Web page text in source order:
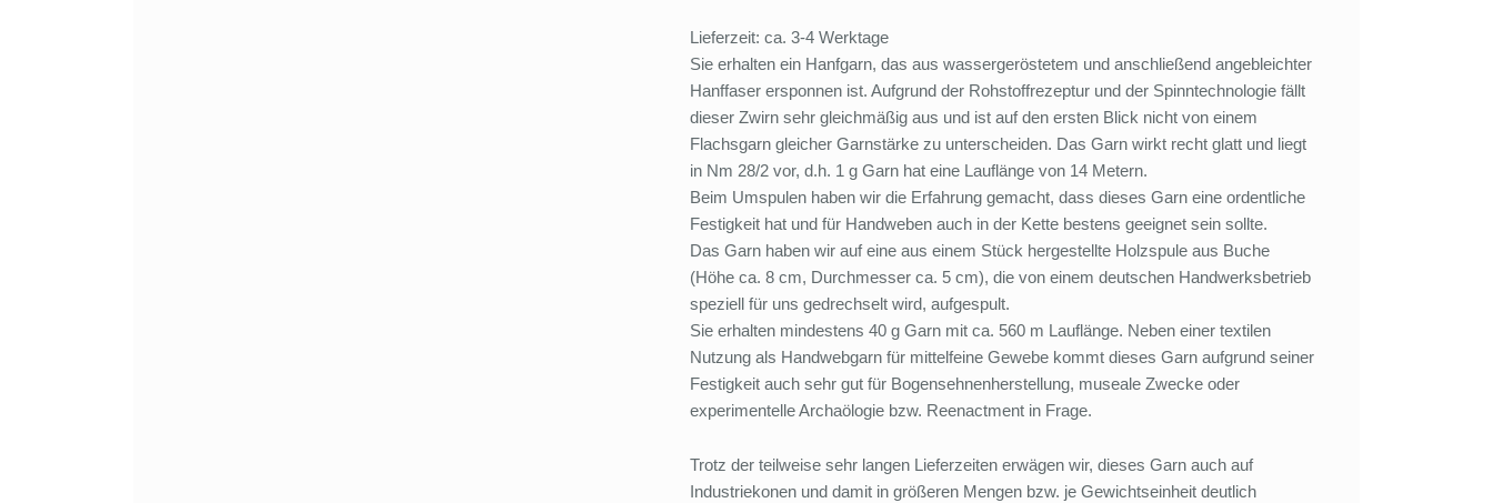
Lieferzeit: ca. 3-4 Werktage
Sie erhalten ein Hanfgarn, das aus wassergeröstetem und anschließend angebleichter
Hanffaser ersponnen ist. Aufgrund der Rohstoffrezeptur und der Spinntechnologie fällt
dieser Zwirn sehr gleichmäßig aus und ist auf den ersten Blick nicht von einem
Flachsgarn gleicher Garnstärke zu unterscheiden. Das Garn wirkt recht glatt und liegt
in Nm 28/2 vor, d.h. 1 g Garn hat eine Lauflänge von 14 Metern.
Beim Umspulen haben wir die Erfahrung gemacht, dass dieses Garn eine ordentliche
Festigkeit hat und für Handweben auch in der Kette bestens geeignet sein sollte.
Das Garn haben wir auf eine aus einem Stück hergestellte Holzspule aus Buche
(Höhe ca. 8 cm, Durchmesser ca. 5 cm), die von einem deutschen Handwerksbetrieb
speziell für uns gedrechselt wird, aufgespult.
Sie erhalten mindestens 40 g Garn mit ca. 560 m Lauflänge. Neben einer textilen
Nutzung als Handwebgarn für mittelfeine Gewebe kommt dieses Garn aufgrund seiner
Festigkeit auch sehr gut für Bogensehnenherstellung, museale Zwecke oder
experimentelle Archaölogie bzw. Reenactment in Frage.
Trotz der teilweise sehr langen Lieferzeiten erwägen wir, dieses Garn auch auf
Industriekonen und damit in größeren Mengen bzw. je Gewichtseinheit deutlich